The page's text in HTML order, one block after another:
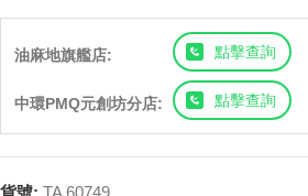
油麻地旗艦店: 點擊查詢
中環PMQ元創坊分店: 點擊查詢
貨號: TA 60749